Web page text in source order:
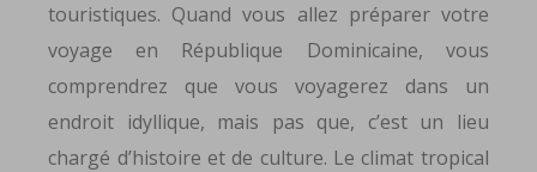
touristiques. Quand vous allez préparer votre
voyage en République Dominicaine, vous
comprendrez que vous voyagerez dans un
endroit idyllique, mais pas que, c’est un lieu
chargé d’histoire et de culture. Le climat tropical